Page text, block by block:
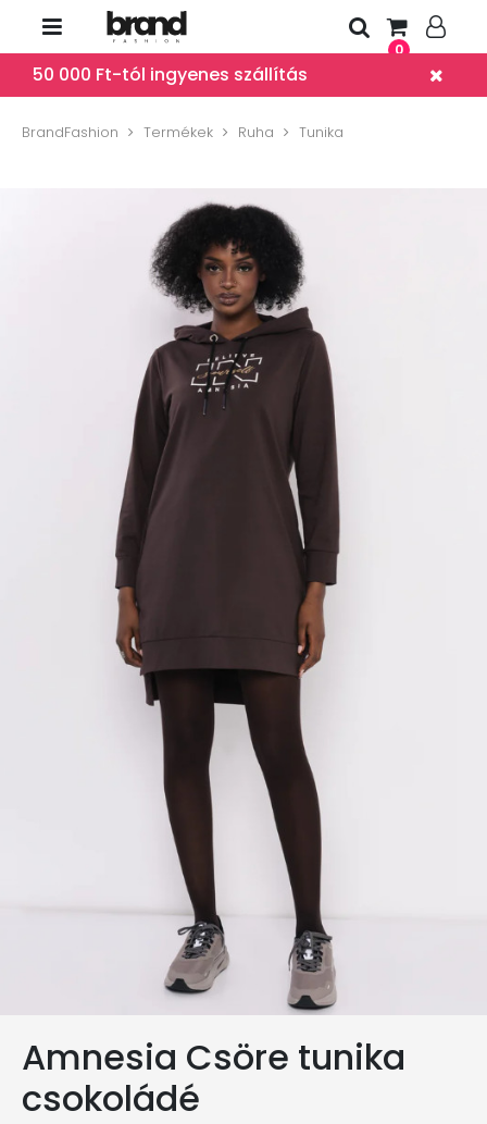
0
50 000 Ft-tól ingyenes szállítás
BrandFashion Termékek Ruha Tunika
Amnesia Csöre tunika
csokoládé